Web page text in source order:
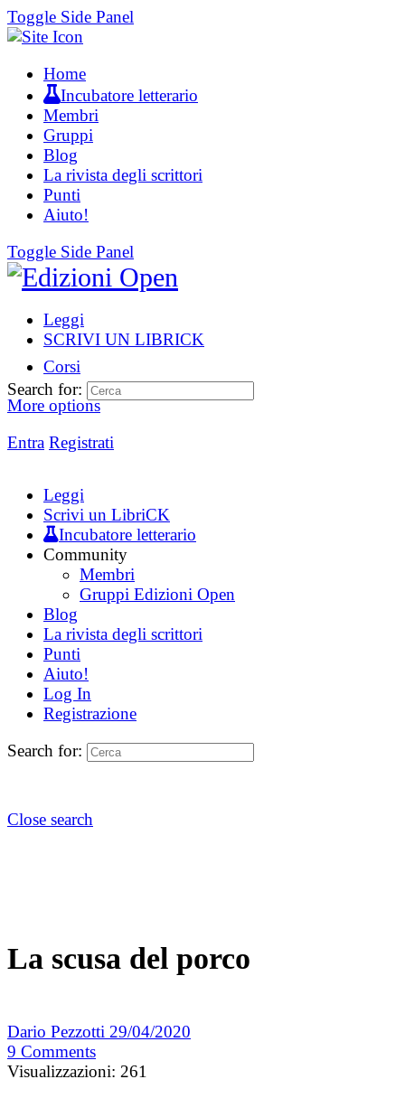
Toggle Side Panel
Home
Incubatore letterario
Membri
Gruppi
Blog
La rivista degli scrittori
Punti
Aiuto!
Toggle Side Panel
Leggi
SCRIVI UN LIBRICK
Corsi
More options
Entra Registrati
Search for:
Leggi
Scrivi un LibriCK
Incubatore letterario
Community
Membri
Gruppi Edizioni Open
Blog
La rivista degli scrittori
Punti
Aiuto!
Log In
Registrazione
Search for:
Close search
La scusa del porco
Dario Pezzotti 29/04/2020
9 Comments
Visualizzazioni: 261